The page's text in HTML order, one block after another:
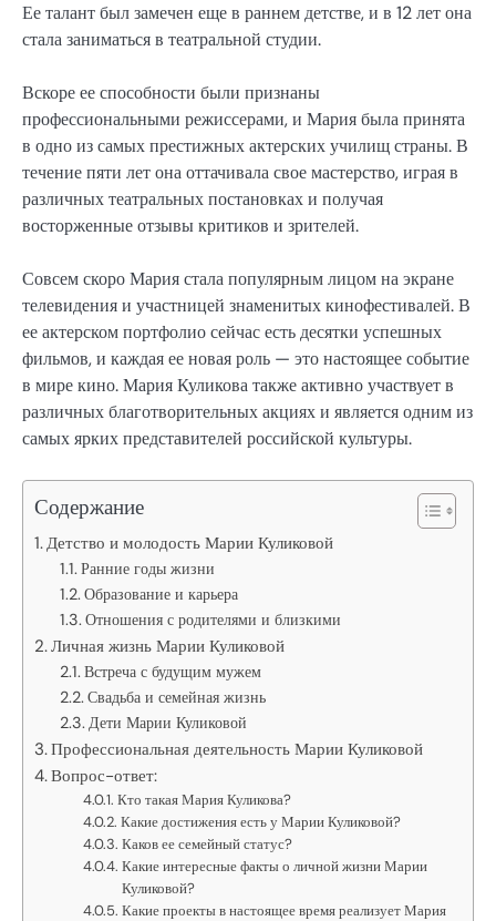
Ее талант был замечен еще в раннем детстве, и в 12 лет она
стала заниматься в театральной студии.
Вскоре ее способности были признаны
профессиональными режиссерами, и Мария была принята
в одно из самых престижных актерских училищ страны. В
течение пяти лет она оттачивала свое мастерство, играя в
различных театральных постановках и получая
восторженные отзывы критиков и зрителей.
Совсем скоро Мария стала популярным лицом на экране
телевидения и участницей знаменитых кинофестивалей. В
ее актерском портфолио сейчас есть десятки успешных
фильмов, и каждая ее новая роль — это настоящее событие
в мире кино. Мария Куликова также активно участвует в
различных благотворительных акциях и является одним из
самых ярких представителей российской культуры.
Содержание
Детство и молодость Марии Куликовой
Ранние годы жизни
Образование и карьера
Отношения с родителями и близкими
Личная жизнь Марии Куликовой
Встреча с будущим мужем
Свадьба и семейная жизнь
Дети Марии Куликовой
Профессиональная деятельность Марии Куликовой
Вопрос-ответ:
Кто такая Мария Куликова?
Какие достижения есть у Марии Куликовой?
Каков ее семейный статус?
Какие интересные факты о личной жизни Марии
Куликовой?
Какие проекты в настоящее время реализует Мария